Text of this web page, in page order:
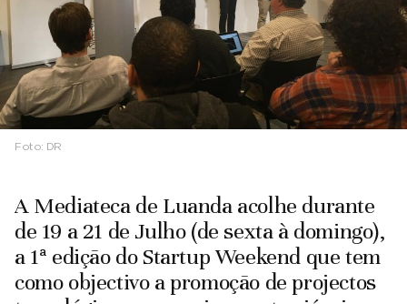
Foto: DR
A Mediateca de Luanda acolhe durante
de 19 a 21 de Julho (de sexta à domingo),
a 1ª edição do Startup Weekend que tem
como objectivo a promoção de projectos